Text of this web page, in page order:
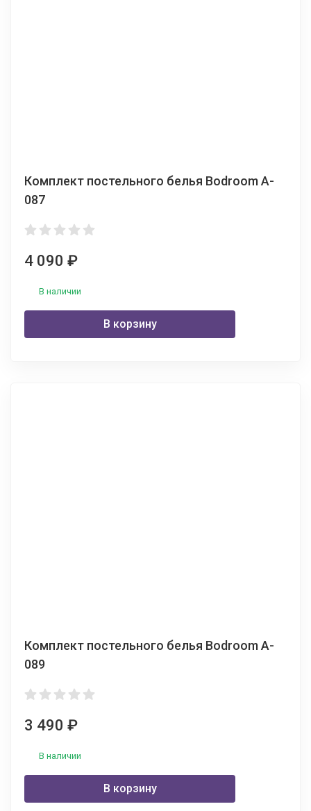
Комплект постельного белья Bodroom A-
087
4 090 ₽
В наличии
В корзину
Комплект постельного белья Bodroom A-
089
3 490 ₽
В наличии
В корзину